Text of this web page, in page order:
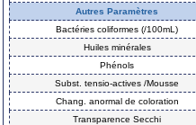
Autres Paramètres
Bactéries coliformes (/100mL)
Huiles minérales
Phénols
Subst. tensio-actives /Mousse
Chang. anormal de coloration
Transparence Secchi